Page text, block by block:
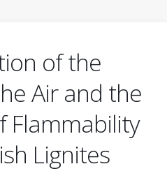
of the
Air and the
Flammability
Lignites